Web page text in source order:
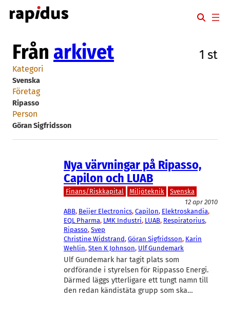
Hoppa
till
Från arkivet 1 st
Kategori
Svenska
Företag
Ripasso
Person
Göran Sigfridsson
Nya värvningar på Ripasso,
Capilon och LUAB
Finans/Riskkapital Miljöteknik
Svenska
12 apr 2010
ABB, Beijer Electronics, Capilon, Elektroskandia
EQL Pharma, LMK Industri, LUAB, Respiratorius
Ripasso, Svep
Christine Widstrand, Göran Sigfridsson, Karin
Wehlin, Sten K Johnson, Ulf Gundemark
Ulf Gundemark har tagit plats som
ordförande i styrelsen för Rippasso Energi.
Därmed läggs ytterligare ett tungt namn till
den redan kändistäta grupp som ska…